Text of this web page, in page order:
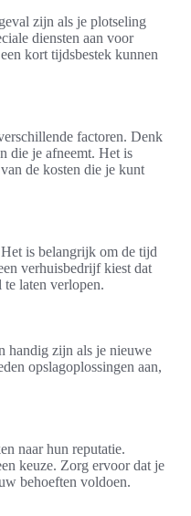
zijn als je plotseling
diensten aan voor
kort tijdsbestek kunnen
factoren. Denk
die je afneemt. Het is
de kosten die je kunt
is belangrijk om de tijd
verhuisbedrijf kiest dat
laten verlopen.
handig zijn als je nieuwe
opslagoplossingen aan,
naar hun reputatie.
keuze. Zorg ervoor dat je
behoeften voldoen.